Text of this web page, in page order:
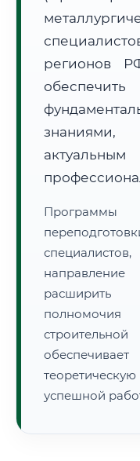
Расчет логистики
• Маршрут транзита:~877 км
• Экспресс-доставка СДЭК
📜 Документы и
🔍Нажмите на
регионов
знаниями,
успешной